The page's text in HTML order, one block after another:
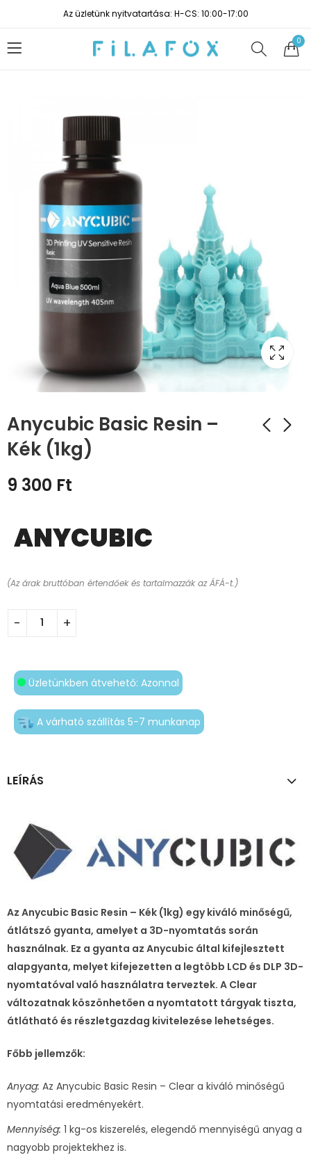
Az üzletünk nyitvatartása: H-CS: 10:00-17:00
0
Anycubic Basic Resin –
Kék (1kg)
9 300 Ft
ANYCUBIC
(Az árak bruttóban értendőek és tartalmazzák az ÁFÁ-t.)
Üzletünkben átvehető: Azonnal
A várható szállítás 5-7 munkanap
LEÍRÁS
Az Anycubic Basic Resin – Kék (1kg) egy kiváló minőségű,
átlátszó gyanta, amelyet a 3D-nyomtatás során
használnak. Ez a gyanta az Anycubic által kifejlesztett
alapgyanta, melyet kifejezetten a legtöbb LCD és DLP 3D-
nyomtatóval való használatra terveztek. A Clear
változatnak köszönhetően a nyomtatott tárgyak tiszta,
átlátható és részletgazdag kivitelezése lehetséges.
Főbb jellemzők:
Anyag: Az Anycubic Basic Resin – Clear a kiváló minőségű
nyomtatási eredményekért.
Mennyiség: 1 kg-os kiszerelés, elegendő mennyiségű anyag a
nagyobb projektekhez is.